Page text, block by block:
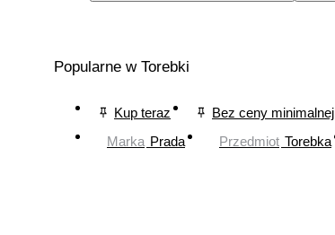
Popularne w Torebki
Kup teraz Bez ceny minimalnej
Marka Prada Przedmiot Torebka